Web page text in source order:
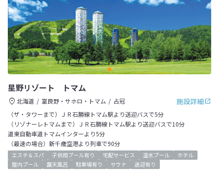
星野リゾート トマム
施設詳細
北海道 富良野・サホロ・トマム
占冠
（ザ・タワーまで）ＪＲ石勝線トマム駅より送迎バスで5分
（リゾナーレトマムまで）ＪＲ石勝線トマム駅より送迎バスで10分
道東自動車道トマムインターより5分
（最速の場合）新千歳空港より列車で90分
エステ＆スパ 子供用プール有り 宅配サービス 温水プール
ホテル
屋内プール
露天風呂 駐車場有り サウナ 送迎有り